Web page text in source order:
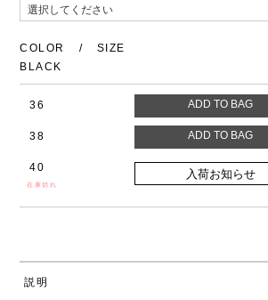
(必
COLOR
SIZE
BLACK
36
38
40
在庫切れ
説明